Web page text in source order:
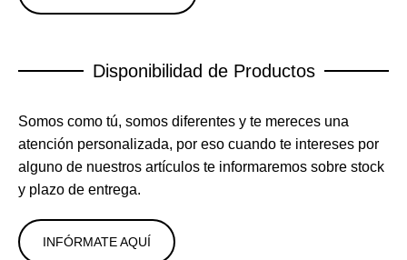
Disponibilidad de Productos
Somos como tú, somos diferentes y te mereces una
atención personalizada, por eso cuando te intereses por
alguno de nuestros artículos te informaremos sobre stock
y plazo de entrega.
INFÓRMATE AQUÍ